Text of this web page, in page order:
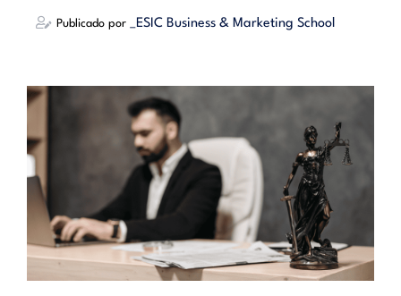
Publicado por _ESIC Business & Marketing School